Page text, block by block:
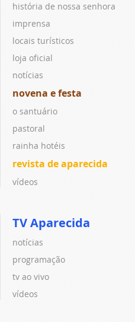
história de nossa senhora
imprensa
locais turísticos
loja oficial
notícias
novena e festa
o santuário
pastoral
rainha hotéis
revista de aparecida
vídeos
TV Aparecida
notícias
programação
tv ao vivo
vídeos